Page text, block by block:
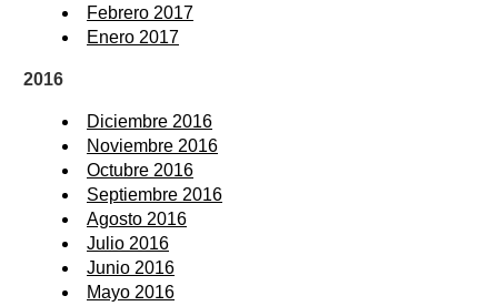
Febrero 2017
Enero 2017
2016
Diciembre 2016
Noviembre 2016
Octubre 2016
Septiembre 2016
Agosto 2016
Julio 2016
Junio 2016
Mayo 2016